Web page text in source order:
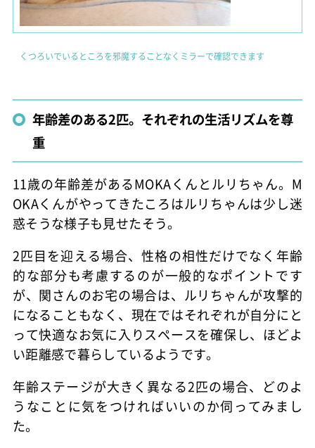
くつろいでいるところを邪魔することなくミラーで確認できます
年齢差のある2匹。それぞれの生活リズムを尊
重
11歳の年齢差があるMOKAくんとルリちゃん。M
OKAくんがやってきたころはルリちゃんは少し迷
惑そうな様子も見せたそう。
2匹目を迎える場合、性格の相性だけでなく年齢
的な部分も考慮するのが一般的なポイントです
が、関さんのお宅の場合は、ルリちゃんが攻撃的
になることもなく、現在ではそれぞれが自分にと
って快適なお気に入りスペースを確保し、ほどよ
い距離感で暮らしているようです。
年齢ステージが大きく異なる2匹の場合、どのよ
うなことに気をつければいいのか伺ってみまし
た。